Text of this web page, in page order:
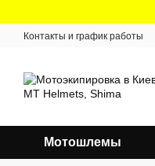
Контакты и график работы
Мотошлемы